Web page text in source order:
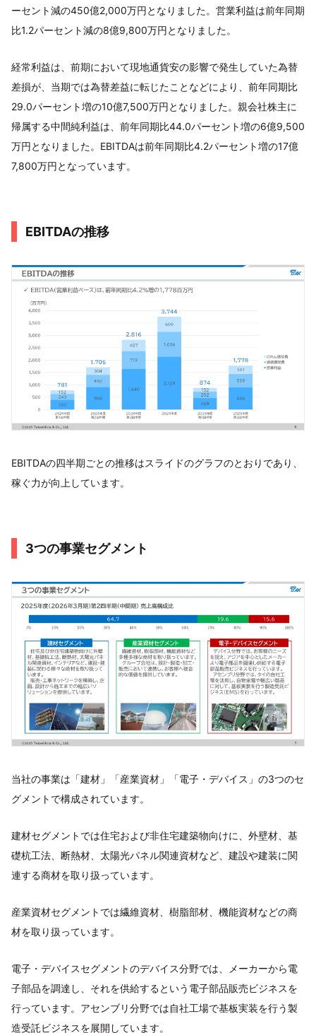
ーセント減の450億2,000万円となりました。営業利益は前年同期
比1.2パーセント減の8億9,800万円となりました。
経常利益は、前期において現地通貨安の影響で発生していた為替
差損が、当期では為替差益に転じたことなどにより、前年同期比
29.0パーセント増の10億7,500万円となりました。親会社株主に
帰属する中間純利益は、前年同期比44.0パーセント増の6億9,500
万円となりました。EBITDAは前年同期比4.2パーセント増の17億
7,800万円となっています。
EBITDAの推移
EBITDAの四半期ごとの推移はスライドのグラフのとおりであり、
稼ぐ力が向上しています。
3つの事業セグメント
当社の事業は「建材」「産業資材」「電子・デバイス」の3つのセ
グメントで構成されています。
建材セグメントでは住宅および非住宅建築物向けに、外壁材、基
礎杭工法、断熱材、太陽光パネル関連資材など、建設や建装に関
連する商材を取り扱っています。
産業資材セグメントでは繊維資材、樹脂部材、機能資材などの商
材を取り扱っています。
電子・デバイスセグメントのデバイス分野では、メーカーから電
子部品を調達し、それを供給するという電子部品販売ビジネスを
行っています。アセンブリ分野では自社工場で基板実装を行う製
造受託ビジネスを展開しています。